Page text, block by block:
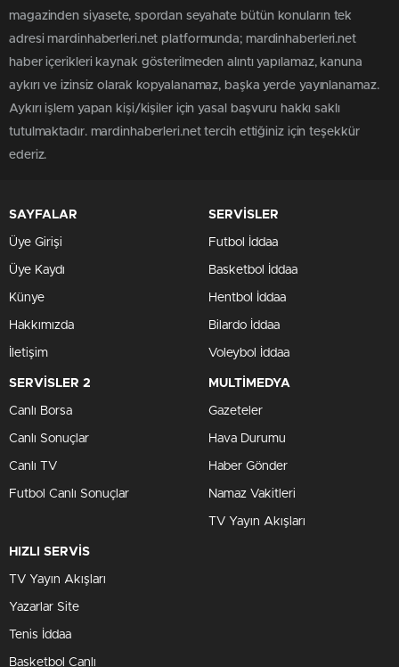
magazinden siyasete, spordan seyahate bütün konuların tek
adresi mardinhaberleri.net platformunda; mardinhaberleri.net
haber içerikleri kaynak gösterilmeden alıntı yapılamaz, kanuna
aykırı ve izinsiz olarak kopyalanamaz, başka yerde yayınlanamaz.
Aykırı işlem yapan kişi/kişiler için yasal başvuru hakkı saklı
tutulmaktadır. mardinhaberleri.net tercih ettiğiniz için teşekkür
ederiz.
SAYFALAR
Üye Girişi
Üye Kaydı
Künye
Hakkımızda
İletişim
SERVİSLER
Futbol İddaa
Basketbol İddaa
Hentbol İddaa
Bilardo İddaa
Voleybol İddaa
SERVİSLER 2
Canlı Borsa
Canlı Sonuçlar
Canlı TV
Futbol Canlı Sonuçlar
MULTİMEDYA
Gazeteler
Hava Durumu
Haber Gönder
Namaz Vakitleri
TV Yayın Akışları
HIZLI SERVİS
TV Yayın Akışları
Yazarlar Site
Tenis İddaa
Basketbol Canlı